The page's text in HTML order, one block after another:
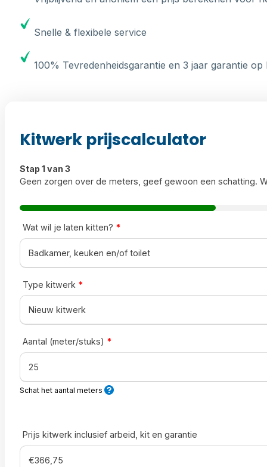
Snelle & flexibele service
100% Tevredenheidsgarantie en 3 jaar garantie
Kitwerk prijscalculator
Stap 1 van 3
Geen zorgen over de meters, geef gewoon een schatting.
Wat wil je laten kitten? *
Type kitwerk *
Aantal (meter/stuks) *
Schat het aantal meters
Prijs kitwerk inclusief arbeid, kit en garantie